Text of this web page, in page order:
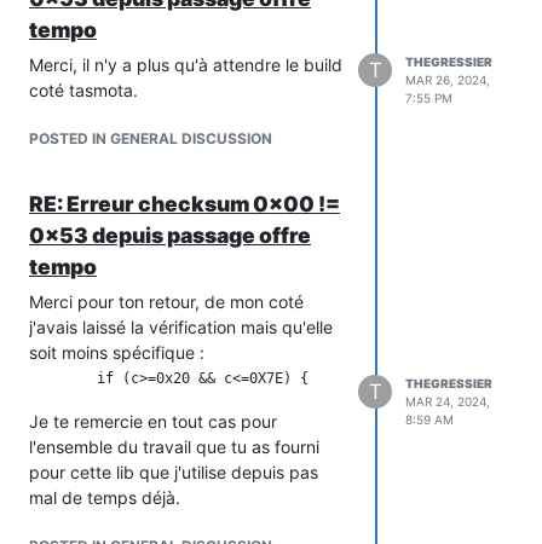
tempo
Merci, il n'y a plus qu'à attendre le build
coté tasmota.
POSTED IN GENERAL DISCUSSION
T
THEGRESSIER
MAR 26, 2024,
7:55 PM
RE: Erreur checksum 0x00 !=
0×53 depuis passage offre
tempo
Merci pour ton retour, de mon coté
j'avais laissé la vérification mais qu'elle
soit moins spécifique :
Je te remercie en tout cas pour
l'ensemble du travail que tu as fourni
pour cette lib que j'utilise depuis pas
mal de temps déjà.
T
THEGRESSIER
MAR 24, 2024,
8:59 AM